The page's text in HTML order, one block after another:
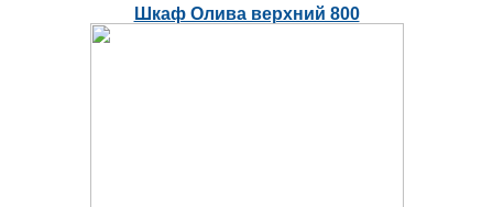
Шкаф Олива верхний 800